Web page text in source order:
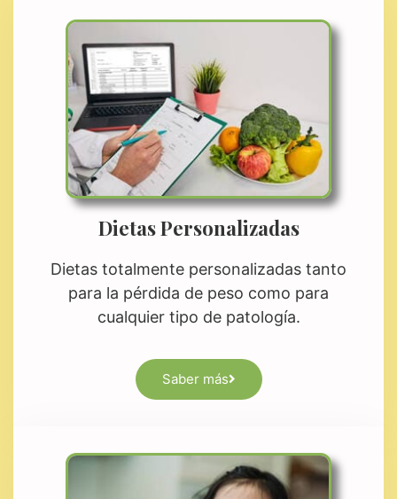
Dietas Personalizadas
Dietas totalmente personalizadas tanto
para la pérdida de peso como para
cualquier tipo de patología.
Saber más